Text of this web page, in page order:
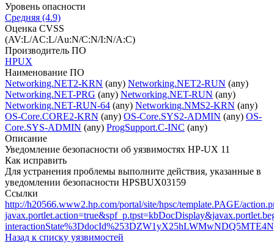
Уровень опасности
Средняя (4.9)
Оценка CVSS
(AV:L/AC:L/Au:N/C:N/I:N/A:C)
Производитель ПО
HPUX
Наименование ПО
Networking.NET2-KRN (any) Networking.NET2-RUN (any)
Networking.NET-PRG (any) Networking.NET-RUN (any)
Networking.NET-RUN-64 (any) Networking.NMS2-KRN (any)
OS-Core.CORE2-KRN (any) OS-Core.SYS2-ADMIN (any) OS-
Core.SYS-ADMIN (any) ProgSupport.C-INC (any)
Описание
Уведомление безопасности об уязвимостях HP-UX 11
Как исправить
Для устранения проблемы выполните действия, указанные в
уведомлении безопасности HPSBUX03159
Ссылки
http://h20566.www2.hp.com/portal/site/hpsc/template.PAGE/
Назад к списку уязвимостей